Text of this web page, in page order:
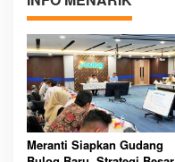
Meranti Siapkan Gudang